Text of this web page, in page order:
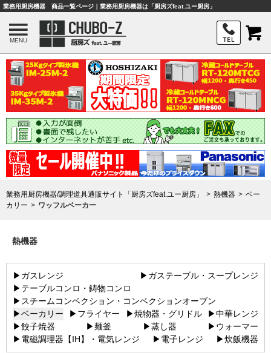
業務用厨房機器 商品一覧ページ｜業務用厨房機器は「厨房ズfeat.ユー厨房」
MENU
業務用厨房機器/調理道具通販サイト「厨房ズfeat.ユー厨房」 熱機器
ベー
カリー
ワッフルベーカー
熱機器
▶ガスレンジ
▶ガステーブル・スープレンジ
▶テーブルコンロ・鋳物コンロ
▶スチームコンベクション・コンベクションオーブン
▶ベーカリー
▶フライヤー ▶焼物器・グリドル
▶中華レンジ
▶餃子焼器
▶麺釜 ▶蒸し器
▶ウォーマー
▶電磁調理器【IH】・電気レンジ
▶電子レンジ ▶炊飯機器